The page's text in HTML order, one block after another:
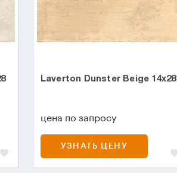
Laverton Dunster Beige 14х28
цена по запросу
УЗНАТЬ ЦЕНУ